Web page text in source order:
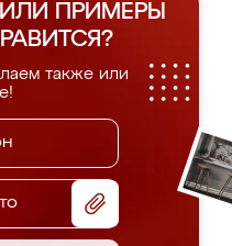
ПРИМЕРЫ
также или